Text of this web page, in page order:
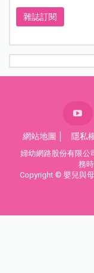
雜誌訂閱
網站地圖 隱私
婦幼網路股份有限公
務
Copyright © 嬰兒與